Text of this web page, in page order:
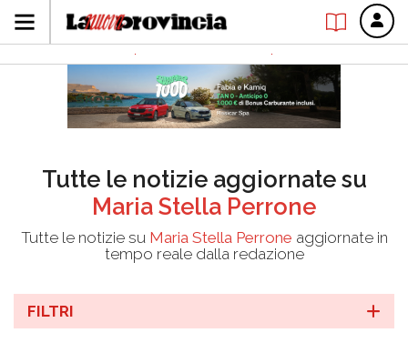
Tutte le notizie aggiornate su
Maria Stella Perrone
Tutte le notizie su Maria Stella Perrone aggiornate in
tempo reale dalla redazione
FILTRI